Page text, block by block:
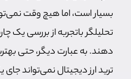
بسیار است، اما هیچ وقت
تحلیلگر باتجربه از بررسی یک
دهند. به عبارت دیگر، حتی
ترید ارز دیجیتال نمی‌تواند